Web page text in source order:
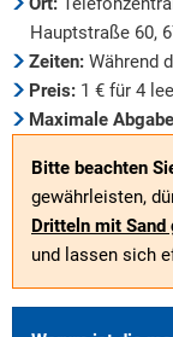
Hauptstraße 60,
Zeiten: Während
Preis: 1 € für 4
Maximale
Bitte beachten
gewährleisten,
Dritteln mit Sand
und lassen sich